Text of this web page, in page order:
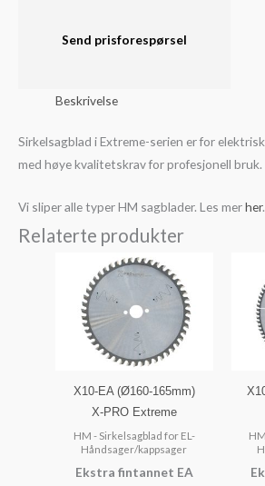
Send prisforespørsel
Beskrivelse
Sirkelsagblad i Extreme-serien er for
med høye kvalitetskrav for profesjonell bruk.
Vi sliper alle typer HM sagblader. Les merher.
Relaterte produkter
X10-EA (Ø160-165mm)
X-PRO Extreme
HM - Sirkelsagblad for EL-
Håndsager/kappsager
Ekstra fintannet EA